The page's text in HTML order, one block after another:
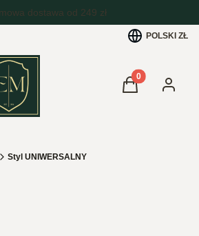
POLSKI ZŁ
Produkty w
Koszyk Zaloguj
Styl UNIWERSALNY